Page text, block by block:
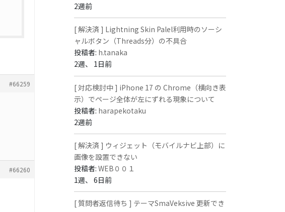
#66259
#66260
2週前
[ 解決済 ] Lightning Skin Palel利用時のソーシ
ャルボタン（Threads分）の不具合
投稿者: h.tanaka
2週、 1日前
[ 対応検討中 ] iPhone 17 の Chrome（横向き表
示）でページ全体が左にずれる現象について
投稿者: harapekotaku
2週前
[ 解決済 ] ウィジェット（モバイルナビ上部）に
画像を設置できない
投稿者:WEB００１
1週、 6日前
[ 質問者返信待ち ] テーマSmaVeksive 更新でき